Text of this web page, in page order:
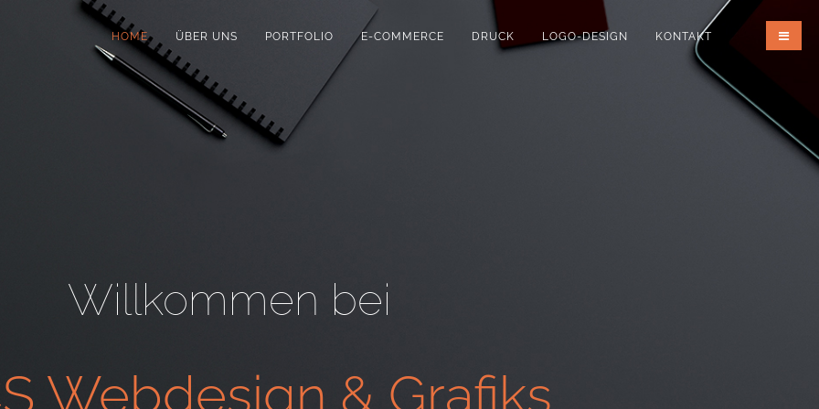
HOME ÜBER UNS PORTFOLIO E-COMMERCE DRUCK LOGO-DESIGN KONTAKT
Willkommen bei
Webdesign & Grafiks